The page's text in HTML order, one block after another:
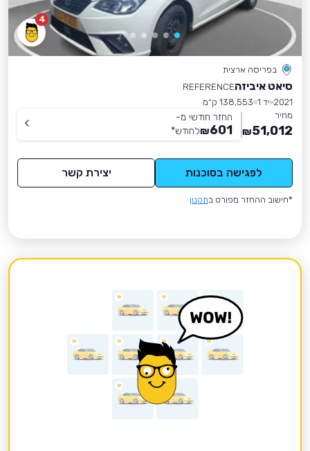
4
בפריסה ארצית
סיאט איביזהREFERENCE
2021 יד 1
138,553 ק״מ
מחיר
51,012
₪
החזר חודשי מ-
601
₪לחודש*
לפגישה בסוכנות יצירת קשר
*חישוב ההחזר מפורט בתקנון